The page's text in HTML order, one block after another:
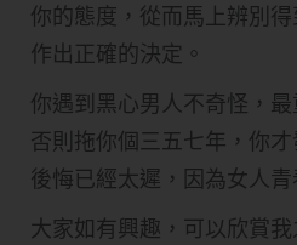
你的態度，從而馬上辨別
作出正確的決定。
你遇到黑心男人不奇怪，
否則拖你個三五七年，你
後悔已經太遲，因為女人青
大家如有興趣，可以欣賞